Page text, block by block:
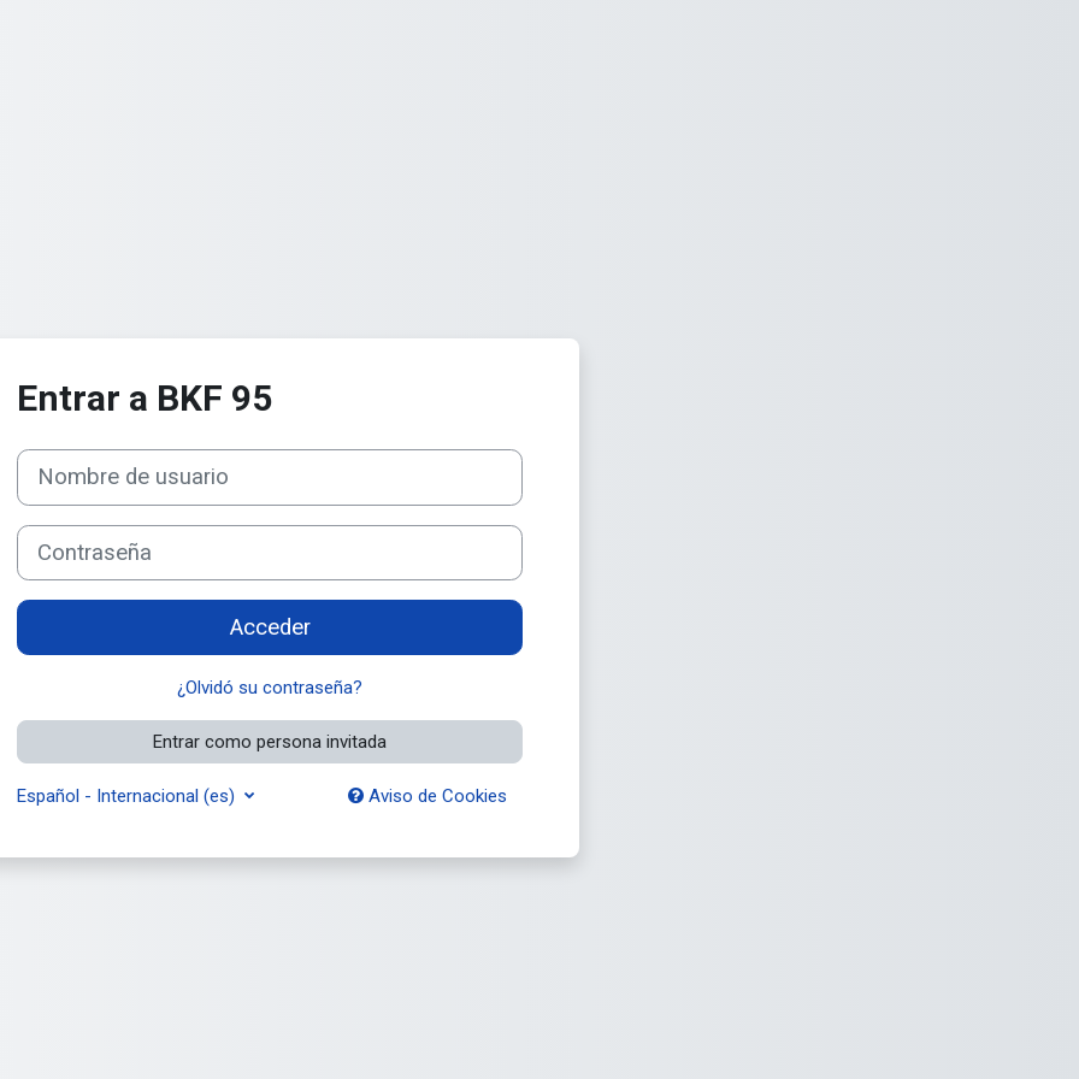
Entrar a BKF 95
Nombre de usuario
Contraseña
Acceder
¿Olvidó su contraseña?
Entrar como persona invitada
Español - Internacional ‎(es)‎ Aviso de Cookies